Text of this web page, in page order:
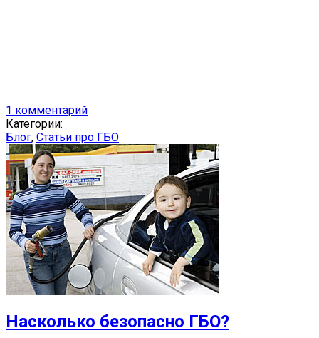
1 комментарий
Категории:
Блог, Статьи про ГБО
Насколько безопасно ГБО?